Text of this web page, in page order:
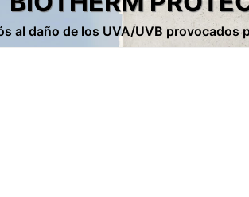
al daño de los UVA/UVB provocados